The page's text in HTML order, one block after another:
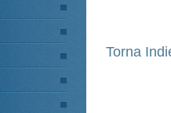
Torna